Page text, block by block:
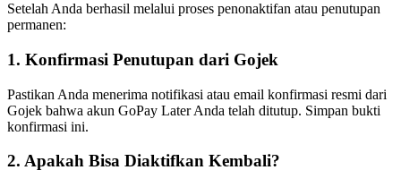
Setelah Anda berhasil melalui proses penonaktifan atau penutupan
permanen:
1. Konfirmasi Penutupan dari Gojek
Pastikan Anda menerima notifikasi atau email konfirmasi resmi dari
Gojek bahwa akun GoPay Later Anda telah ditutup. Simpan bukti
konfirmasi ini.
2. Apakah Bisa Diaktifkan Kembali?